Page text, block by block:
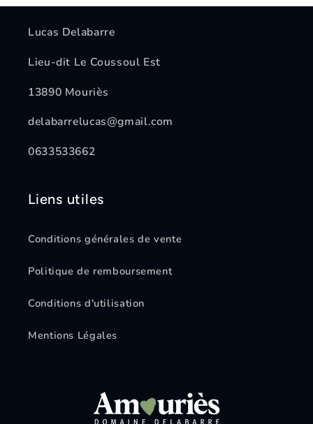
Lucas Delabarre
Lieu-dit Le Coussoul Est
13890 Mouriès
delabarrelucas@gmail.com
0633533662
Liens utiles
Conditions générales de vente
Politique de remboursement
Conditions d'utilisation
Mentions Légales